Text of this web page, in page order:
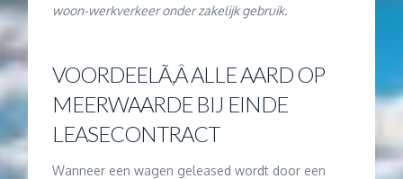
woon-werkverkeer onder zakelijk gebruik.
VOORDEELÃ‚Â ALLE AARD OP
MEERWAARDE BIJ EINDE
LEASECONTRACT
Wanneer een wagen geleased wordt door een